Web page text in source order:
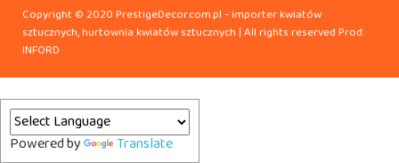
Copyright © 2020 PrestigeDecor.com.pl - importer kwiatów
sztucznych, hurtownia kwiatów sztucznych | All rights reservedProd:
INFORD
Powered by Translate